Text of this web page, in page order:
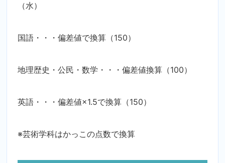
（水）
国語・・・偏差値で換算（150）
地理歴史・公民・数学・・・偏差値換算（100）
英語・・・偏差値×1.5で換算（150）
※芸術学科はかっこの点数で換算